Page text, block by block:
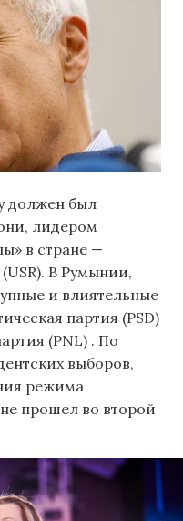
должен был
лидером
в стране —
В Румынии,
и влиятельные
партия (PSD)
(PNL) . По
выборов,
режима
прошел во второй